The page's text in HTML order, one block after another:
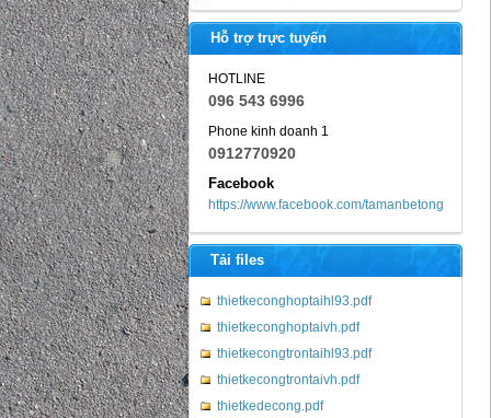
Hỗ trợ trực tuyến
HOTLINE
096 543 6996
Phone kinh doanh 1
0912770920
Facebook
https://www.facebook.com/tamanbetong
Tải files
thietkeconghoptaihl93.pdf
thietkeconghoptaivh.pdf
thietkecongtrontaihl93.pdf
thietkecongtrontaivh.pdf
thietkedecong.pdf